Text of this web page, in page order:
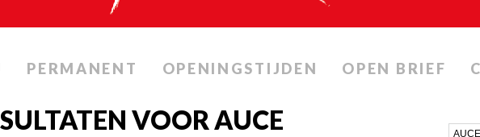
PERMANENT OPENINGSTIJDEN OPEN BRIEF
VOOR AUCE